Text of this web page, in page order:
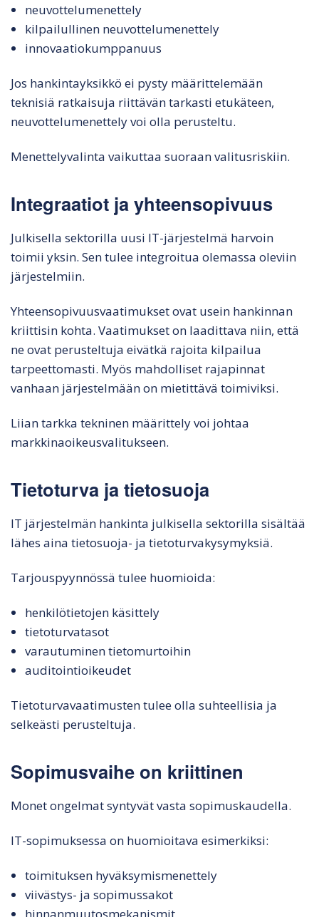
neuvottelumenettely
kilpailullinen neuvottelumenettely
innovaatiokumppanuus
Jos hankintayksikkö ei pysty määrittelemään
teknisiä ratkaisuja riittävän tarkasti etukäteen,
neuvottelumenettely voi olla perusteltu.
Menettelyvalinta vaikuttaa suoraan valitusriskiin.
Integraatiot ja yhteensopivuus
Julkisella sektorilla uusi IT-järjestelmä harvoin
toimii yksin. Sen tulee integroitua olemassa oleviin
järjestelmiin.
Yhteensopivuusvaatimukset ovat usein hankinnan
kriittisin kohta. Vaatimukset on laadittava niin, että
ne ovat perusteltuja eivätkä rajoita kilpailua
tarpeettomasti. Myös mahdolliset rajapinnat
vanhaan järjestelmään on mietittävä toimiviksi.
Liian tarkka tekninen määrittely voi johtaa
markkinaoikeusvalitukseen.
Tietoturva ja tietosuoja
IT järjestelmän hankinta julkisella sektorilla sisältää
lähes aina tietosuoja- ja tietoturvakysymyksiä.
Tarjouspyynnössä tulee huomioida:
henkilötietojen käsittely
tietoturvatasot
varautuminen tietomurtoihin
auditointioikeudet
Tietoturvavaatimusten tulee olla suhteellisia ja
selkeästi perusteltuja.
Sopimusvaihe on kriittinen
Monet ongelmat syntyvät vasta sopimuskaudella.
IT-sopimuksessa on huomioitava esimerkiksi:
toimituksen hyväksymismenettely
viivästys- ja sopimussakot
hinnanmuutosmekanismit